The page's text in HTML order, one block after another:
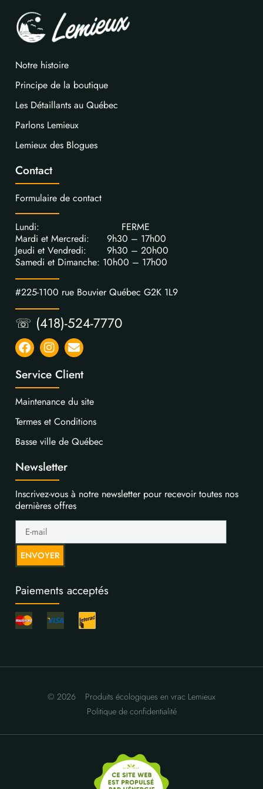
Notre histoire
Principe de la boutique
Les Détaillants au Québec
Parlons Lemieux
Lemieux des Blogues
Contact
Formulaire de contact
Lundi: FERME
Mardi et Mercredi: 9h30 – 17h00
Jeudi et Vendredi: 9h30 – 20h00
Samedi et Dimanche: 10h00 – 17h00
#225-1100 rue Bouvier Québec G2K 1L9
☏ (418)-524-7770
Service Client
Maintenance du site
Termes et Conditions
Basse ville de Québec
Newsletter
Inscrivez-vous à notre newsletter pour recevoir toutes nos
dernières offres
ENVOYER
Paiements acceptés
© 2026
Produits écologiques en vrac Lemieux
Politique de confidentialité